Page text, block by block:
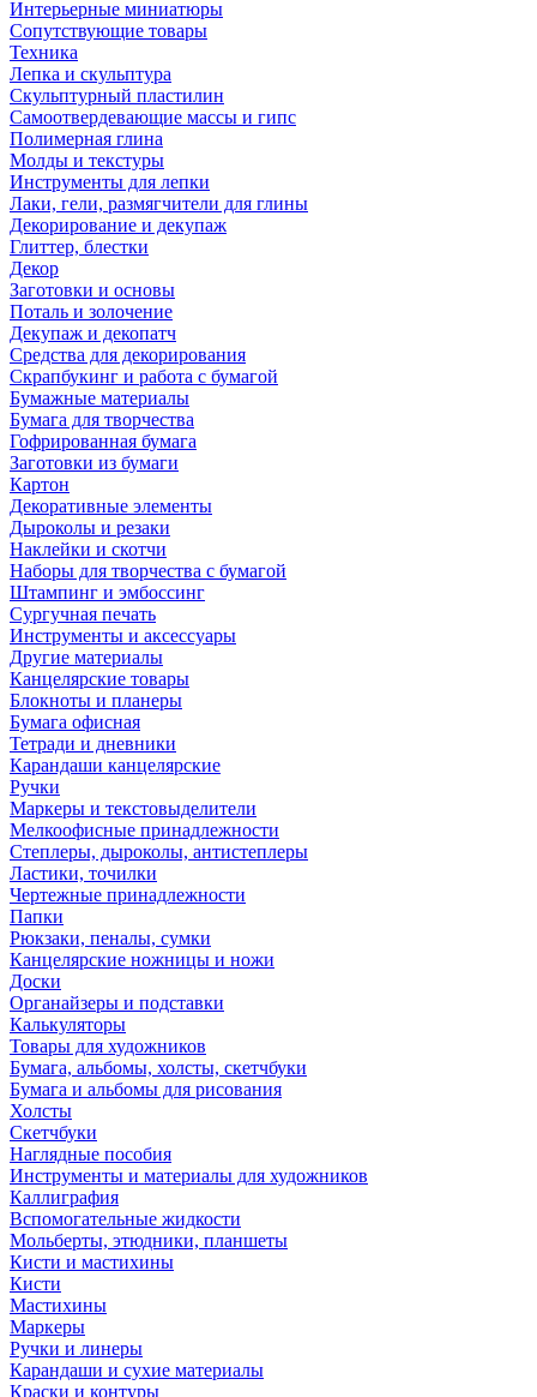
Интерьерные миниатюры
Сопутствующие товары
Техника
Лепка и скульптура
Скульптурный пластилин
Самоотвердевающие массы и гипс
Полимерная глина
Молды и текстуры
Инструменты для лепки
Лаки, гели, размягчители для глины
Декорирование и декупаж
Глиттер, блестки
Декор
Заготовки и основы
Поталь и золочение
Декупаж и декопатч
Средства для декорирования
Скрапбукинг и работа с бумагой
Бумажные материалы
Бумага для творчества
Гофрированная бумага
Заготовки из бумаги
Картон
Декоративные элементы
Дыроколы и резаки
Наклейки и скотчи
Наборы для творчества с бумагой
Штампинг и эмбоссинг
Сургучная печать
Инструменты и аксессуары
Другие материалы
Канцелярские товары
Блокноты и планеры
Бумага офисная
Тетради и дневники
Карандаши канцелярские
Ручки
Маркеры и текстовыделители
Мелкоофисные принадлежности
Степлеры, дыроколы, антистеплеры
Ластики, точилки
Чертежные принадлежности
Папки
Рюкзаки, пеналы, сумки
Канцелярские ножницы и ножи
Доски
Органайзеры и подставки
Калькуляторы
Товары для художников
Бумага, альбомы, холсты, скетчбуки
Бумага и альбомы для рисования
Холсты
Скетчбуки
Наглядные пособия
Инструменты и материалы для художников
Каллиграфия
Вспомогательные жидкости
Мольберты, этюдники, планшеты
Кисти и мастихины
Кисти
Мастихины
Маркеры
Ручки и линеры
Карандаши и сухие материалы
Краски и контуры